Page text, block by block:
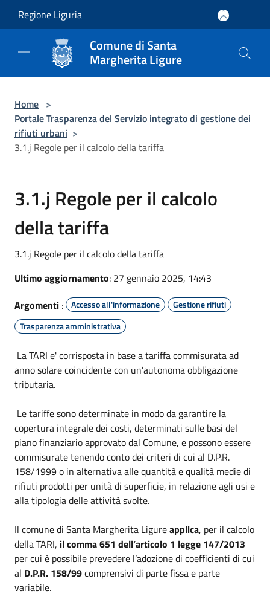
Regione Liguria
Comune di Santa
Margherita Ligure
Home >
Portale Trasparenza del Servizio integrato di gestione dei
rifiuti urbani >
3.1.j Regole per il calcolo della tariffa
3.1.j Regole per il calcolo
della tariffa
3.1.j Regole per il calcolo della tariffa
Ultimo aggiornamento: 27 gennaio 2025, 14:43
Argomenti : Accesso all'informazione
Gestione rifiuti
Trasparenza amministrativa
La TARI e' corrisposta in base a tariffa commisurata ad
anno solare coincidente con un'autonoma obbligazione
tributaria.
Le tariffe sono determinate in modo da garantire la
copertura integrale dei costi, determinati sulle basi del
piano finanziario approvato dal Comune, e possono essere
commisurate tenendo conto dei criteri di cui al D.P.R.
158/1999 o in alternativa alle quantità e qualità medie di
rifiuti prodotti per unità di superficie, in relazione agli usi e
alla tipologia delle attività svolte.
Il comune di Santa Margherita Ligureapplica, per il calcolo
della TARI, il comma 651 dell’articolo 1 legge 147/2013
per cui è possibile prevedere l’adozione di coefficienti di cui
al D.P.R. 158/99comprensivi di parte fissa e parte
variabile.